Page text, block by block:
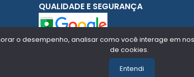
QUALIDADE E SEGURANÇA
o desempenho, analisar como você interage em
de cookies.
Entendi